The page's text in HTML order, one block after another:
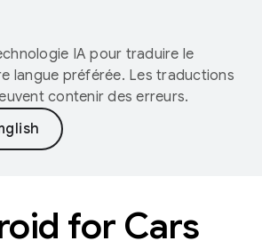
IA pour traduire le
langue préférée. Les traductions
contenir des erreurs.
for Cars